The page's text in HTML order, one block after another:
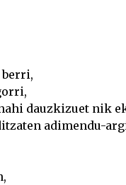
dauzkizuet nik
adimendu-